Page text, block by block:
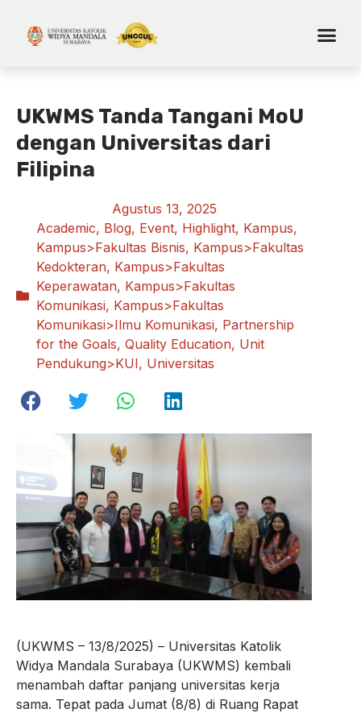
UKWMS Tanda Tangani MoU
dengan Universitas dari
Filipina
Agustus 13, 2025
Academic, Blog, Event, Highlight, Kampus,
Kampus>Fakultas Bisnis, Kampus>Fakultas
Kedokteran, Kampus>Fakultas
Keperawatan, Kampus>Fakultas
Komunikasi, Kampus>Fakultas
Komunikasi>Ilmu Komunikasi, Partnership
for the Goals, Quality Education, Unit
Pendukung>KUI, Universitas
(UKWMS – 13/8/2025) – Universitas Katolik
Widya Mandala Surabaya (UKWMS) kembali
menambah daftar panjang universitas kerja
sama. Tepat pada Jumat (8/8) di Ruang Rapat